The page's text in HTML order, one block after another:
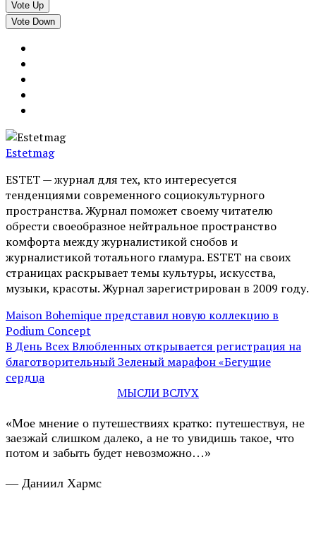
Vote Up
Vote Down
Estetmag
ESTET — журнал для тех, кто интересуeтся
тенденциями современного социокультурного
пространства. Журнал поможет своему читателю
обрести своеобразное нейтральное пространство
комфорта между журналистикой снобов и
журналистикой тотального гламура. ESTET на своих
страницах раскрывает темы культуры, искусства,
музыки, красоты. Журнал зарегистрирован в 2009 году.
Maison Bohemique представил новую коллекцию в
Podium Concept
В День Всех Влюбленных открывается регистрация на
благотворительный Зеленый марафон «Бегущие
сердца
МЫСЛИ ВСЛУХ
«Мое мнение о путешествиях кратко: путешествуя, не
заезжай слишком далеко, а не то увидишь такое, что
потом и забыть будет невозможно…»
— Даниил Хармс